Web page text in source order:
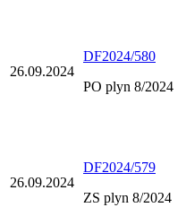
26.09.2024
DF2024/580
PO plyn 8/2024
26.09.2024
DF2024/579
ZS plyn 8/2024